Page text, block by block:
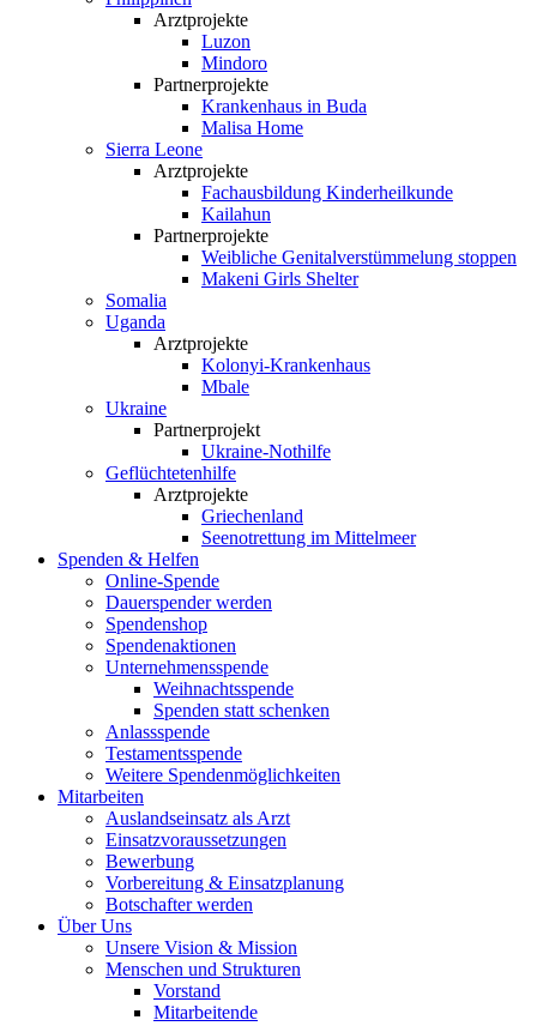
Arztprojekte
Luzon
Mindoro
Partnerprojekte
Krankenhaus in Buda
Malisa Home
Sierra Leone
Arztprojekte
Fachausbildung Kinderheilkunde
Kailahun
Partnerprojekte
Weibliche Genital­verstümmelung stoppen
Makeni Girls Shelter
Somalia
Uganda
Arztprojekte
Kolonyi-Krankenhaus
Mbale
Ukraine
Partnerprojekt
Ukraine-Nothilfe
Geflüchtetenhilfe
Arztprojekte
Griechenland
Seenotrettung im Mittelmeer
Spenden & Helfen
Online-Spende
Dauerspender werden
Spendenshop
Spendenaktionen
Unternehmens­spende
Weihnachtsspende
Spenden statt schenken
Anlassspende
Testamentsspende
Weitere Spenden­möglichkeiten
Mitarbeiten
Auslandseinsatz als Arzt
Einsatzvoraussetzungen
Bewerbung
Vorbereitung & Einsatzplanung
Botschafter werden
Über Uns
Unsere Vision & Mission
Menschen und Strukturen
Vorstand
Mitarbeitende